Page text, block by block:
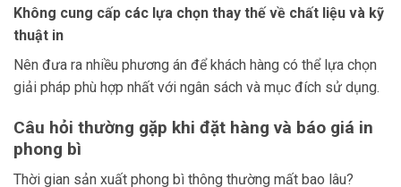
Không cung cấp các lựa chọn thay thế về chất liệu và kỹ
thuật in
Nên đưa ra nhiều phương án để khách hàng có thể lựa chọn
giải pháp phù hợp nhất với ngân sách và mục đích sử dụng.
Câu hỏi thường gặp khi đặt hàng và báo giá in
phong bì
Thời gian sản xuất phong bì thông thường mất bao lâu?